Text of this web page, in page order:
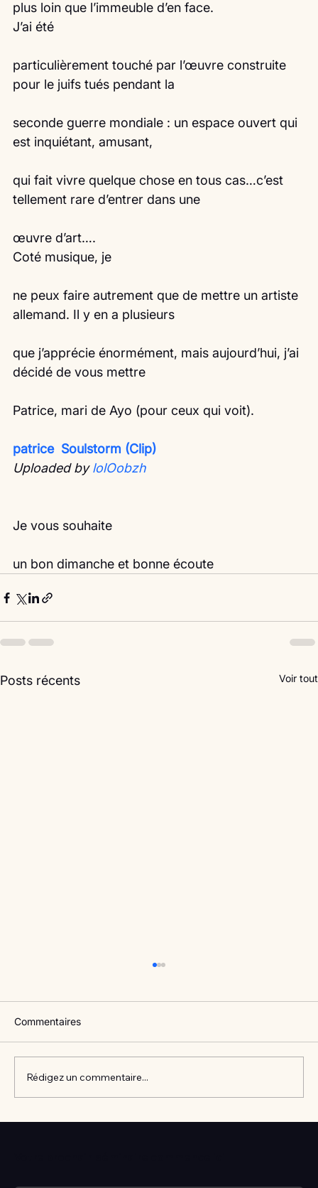
plus loin que l’immeuble d’en face.
J’ai été
particulièrement touché par l’œuvre construite
pour le juifs tués pendant la
seconde guerre mondiale : un espace ouvert qui
est inquiétant, amusant,
qui fait vivre quelque chose en tous cas…c’est
tellement rare d’entrer dans une
œuvre d’art….
Coté musique, je
ne peux faire autrement que de mettre un artiste
allemand. Il y en a plusieurs
que j’apprécie énormément, mais aujourd’hui, j’ai
décidé de vous mettre
Patrice, mari de Ayo (pour ceux qui voit).
patrice  Soulstorm (Clip)
Uploaded by lolOobzh
Je vous souhaite
un bon dimanche et bonne écoute
Posts récents Voir tout
Commentaires
Rédigez un commentaire...